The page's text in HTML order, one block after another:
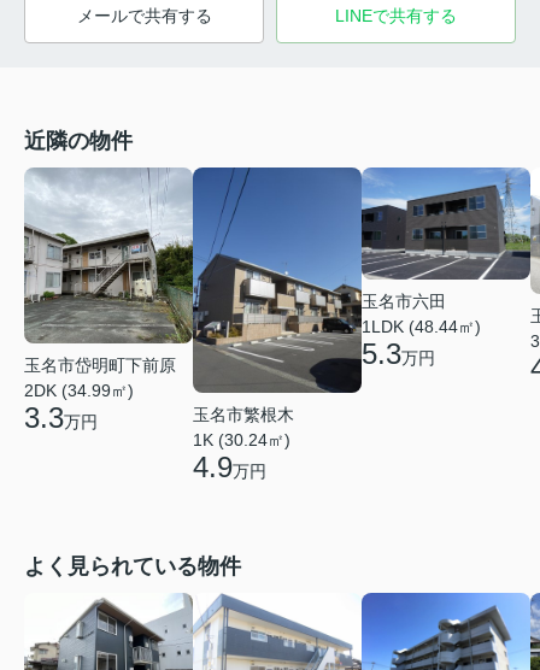
メールで共有する LINEで共有する
近隣の物件
玉名市岱明町下前原
2DK (34.99㎡)
3.3万円
玉名市繁根木
1K (30.24㎡)
4.9万円
玉名市六田
1LDK (48.44㎡)
5.3万円
よく見られている物件